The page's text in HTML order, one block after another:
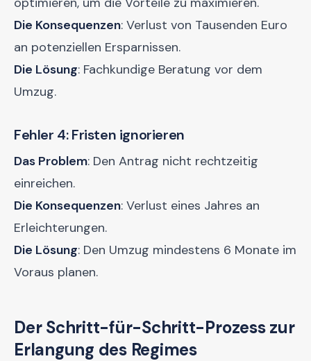
Die Konsequenzen: Verlust von Tausenden Euro
an potenziellen Ersparnissen.
Die Lösung: Fachkundige Beratung vor dem
Umzug.
Fehler 4: Fristen ignorieren
Das Problem: Den Antrag nicht rechtzeitig
einreichen.
Die Konsequenzen: Verlust eines Jahres an
Erleichterungen.
Die Lösung: Den Umzug mindestens 6 Monate im
Voraus planen.
Der Schritt-für-Schritt-Prozess zur
Erlangung des Regimes